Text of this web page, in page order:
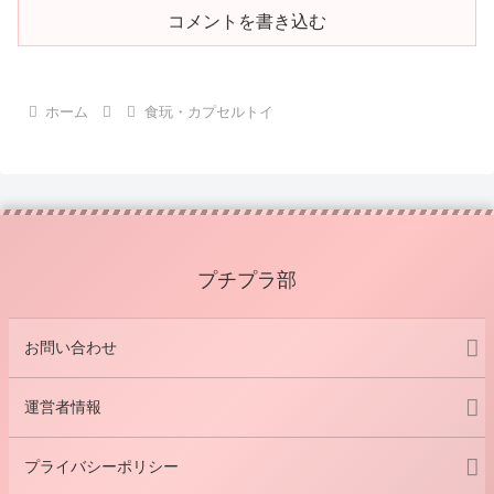
コメントを書き込む
ホーム 食玩・カプセルトイ
プチプラ部
お問い合わせ
運営者情報
プライバシーポリシー